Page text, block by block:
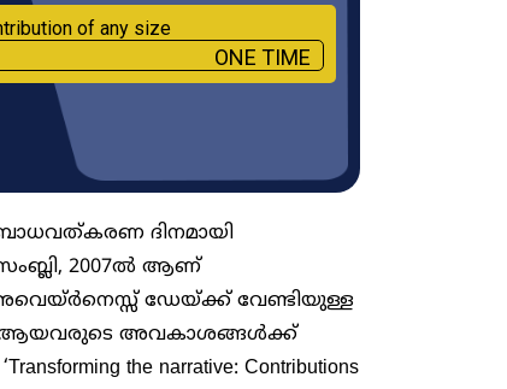
of any size
ONE TIME
ദിനമായി
2007ൽ ആണ്
അവെയ്ർനെസ്സ് ഡേയ്ക്ക് വേണ്ടിയുള്ള
ആയവരുടെ അവകാശങ്ങൾക്ക്
the narrative: Contributions